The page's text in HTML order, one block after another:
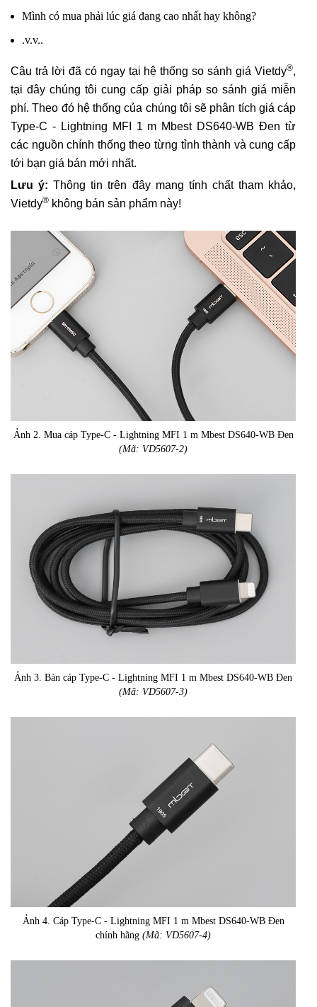
Mình có mua phải lúc giá đang cao nhất hay không?
.v.v..
Câu trả lời đã có ngay tại hệ thống so sánh giá Vietdy®,
tại đây chúng tôi cung cấp giải pháp so sánh giá miễn
phí. Theo đó hệ thống của chúng tôi sẽ phân tích giá cáp
Type-C - Lightning MFI 1 m Mbest DS640-WB Đen từ
các nguồn chính thống theo từng tỉnh thành và cung cấp
tới bạn giá bán mới nhất.
Lưu ý: Thông tin trên đây mang tính chất tham khảo,
Vietdy® không bán sản phẩm này!
Ảnh 2. Mua cáp Type-C - Lightning MFI 1 m Mbest DS640-WB Đen
(Mã: VD5607-2)
Ảnh 3. Bán cáp Type-C - Lightning MFI 1 m Mbest DS640-WB Đen
(Mã: VD5607-3)
Ảnh 4. Cáp Type-C - Lightning MFI 1 m Mbest DS640-WB Đen
chính hãng (Mã: VD5607-4)